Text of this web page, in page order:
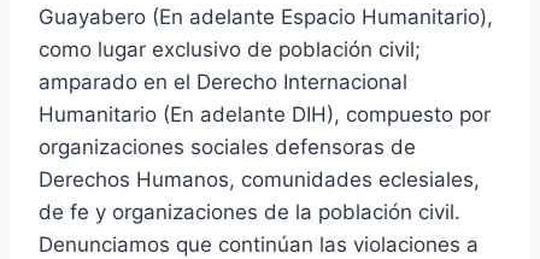
Guayabero (En adelante Espacio Humanitario),
como lugar exclusivo de población civil;
amparado en el Derecho Internacional
Humanitario (En adelante DIH), compuesto por
organizaciones sociales defensoras de
Derechos Humanos, comunidades eclesiales,
de fe y organizaciones de la población civil.
Denunciamos que continúan las violaciones a